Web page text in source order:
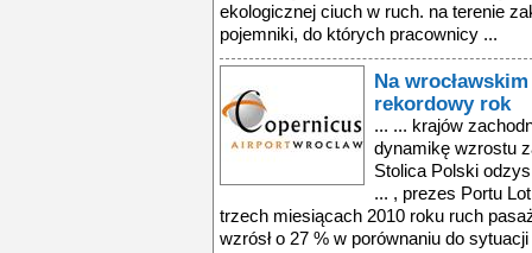
ekologicznej ciuch w ruch. na terenie
pojemniki, do których pracownicy ...
Na
rekordowy rok
... ... krajów zachodniej i południowej Europy. Niezwykłą dynamikę wzrostu zanotował ruch do i z Warszawy. – Stolica Polski odzyskała w minionym kwartale prymat ... , prezes Portu Lotniczego Wrocław. W pierwszych trzech miesiącach 2010 roku ruch pasażerski na trasie do Warszawy wzrósł o 27 % w porównaniu do sytuacji ... anotowało dziesięcioprocentowy wzrost ruchu w pierwszym kwartale 2010 roku. ... krajów zachodniej i południowej europy. niezwykłą dynamikę wzrostu zanotował ruch do i z warszawy. – stolica polski odzyskała w minionym kwartale prymat ... , prezes portu lotniczego wrocław. w pierwszych trzech miesiącach 2010 roku ruch pasażerski na trasie do warszawy wzrósł o 27 % w porównaniu do sytuacji ... ponad 20 % pasażerów więcej niż przed rokiem odprawił w marcu port lotniczy wrocław. lotnisko zanotowało dziesięcioprocentowy wzrost ruchu w pierwszym kwartale ... kuś. co najważniejsze, statystyki wrocławskiego lotniska notują też wzrost ruchu pasażerskiego w odniesieniu do rekordowego 2008 roku. w marcu 2010 roku ... jedną trzecią większe niż przed rokiem.- wzrost liczby połączeń oraz wzrost ruchu pasażerskiego dla kierunków już dostępnych mogą być barometrem sytuacji ... ponad 20 % pasażerów więcej niż przed rokiem odprawił w marcu port lotniczy wrocław. lotnisko zanotowało dziesięcioprocentowy wzrost ruchu w pierwszym kwartale ... marcu port lotniczy wrocław. lotnisko zanotowało dziesięcioprocentowy wzrost ruchu w pierwszym kwartale 2010 roku. ... krajów zachodniej i południowej europy. niezwykłą dynamikę wzrostu zanotował ruch do i z warszawy. – stolica polski odzyskała w minionym kwartale prymat ... , prezes portu lotniczego wrocław. w pierwszych trzech miesiącach 2010 roku ruch pasażerski na trasie do warszawy wzrósł o 27 % w porównaniu do sytuacji ... ponad 20 % pasażerów więcej niż przed rokiem odprawił w marcu port lotniczy wrocław. lotnisko zanotowało dziesięcioprocentowy wzrost ruchu w pierwszym kwartale ... kuś. co najważniejsze, statystyki wrocławskiego lotniska notują też wzrost ruchu pasażerskiego w odniesieniu do rekordowego 2008 roku. w marcu 2010 roku ... jedną trzecią większe niż przed rokiem.- wzrost liczby połączeń oraz wzrost ruchu pasażerskiego dla kierunków już dostępnych mogą być barometrem sytuacji ... ponad 20 % pasażerów więcej niż przed rokiem odprawił w marcu port lotniczy wrocław. lotnisko zanotowało dziesięcioprocentowy wzrost ruchu w pierwszym kwartale ... marcu port lotniczy wrocław. lotnisko zanotowało dziesięcioprocentowy wzrost ruchu w pierwszym kwartale 2010 roku. ... krajów zachodniej i południowej europy. niezwykłą dynamikę wzrostu zanotował ruch do i z warszawy. – stolica polski odzyskała w minionym kwartale prymat ... , prezes portu lotniczego wrocław. w pierwszych trzech miesiącach 2010 roku ruch pasażerski na trasie do warszawy wzrósł o 27 % w porównaniu do sytuacji ... ponad 20 % pasażerów więcej niż przed rokiem odprawił w marcu port lotniczy wrocław. lotnisko zanotowało dziesięcioprocentowy wzrost ruchu w pierwszym kwartale ... kuś. co najważniejsze, statystyki wrocławskiego lotniska notują też wzrost ruchu pasażerskiego w odniesieniu do rekordowego 2008 roku. w marcu 2010 roku ... jedną trzecią większe niż przed rokiem.- wzrost liczby połączeń oraz wzrost ruchu pasażerskiego dla kierunków już dostępnych mogą być barometrem sytuacji ... ponad 20 % pasażerów więcej niż przed rokiem odprawił w marcu port lotniczy wrocław. lotnisko zanotowało dziesięcioprocentowy wzrost ruchu w pierwszym